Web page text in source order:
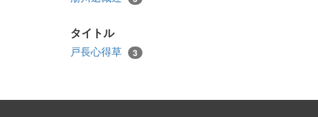
タイトル
戸長心得草 3